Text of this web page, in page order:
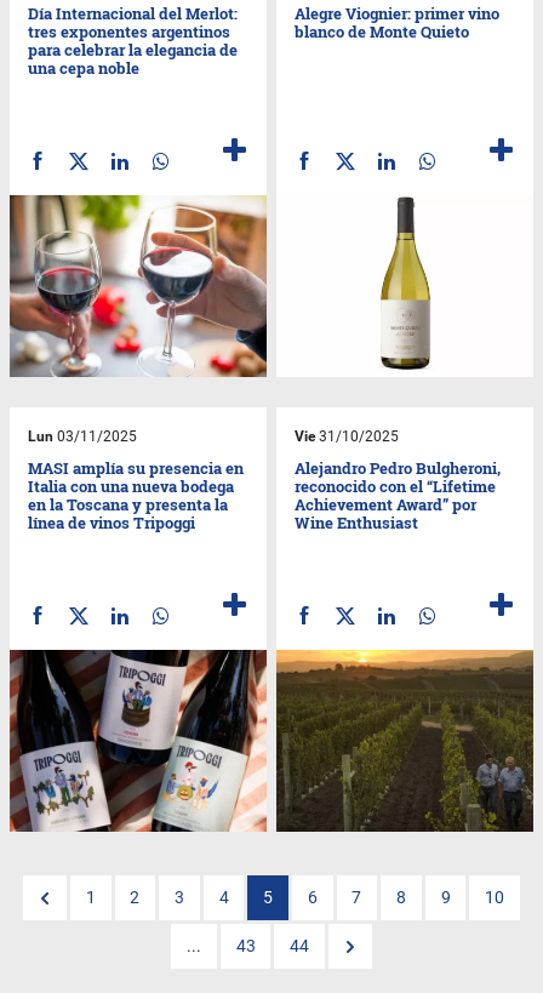
Día Internacional del Merlot:
tres exponentes argentinos
para celebrar la elegancia de
una cepa noble
Alegre Viognier: primer vino
blanco de Monte Quieto
Lun 03/11/2025
MASI amplía su presencia en
Italia con una nueva bodega
en la Toscana y presenta la
línea de vinos Tripoggi
Vie31/10/2025
Alejandro Pedro Bulgheroni,
reconocido con el “Lifetime
Achievement Award” por
Wine Enthusiast
1 2 3 4 5 6 7 8 9 10
... 43 44